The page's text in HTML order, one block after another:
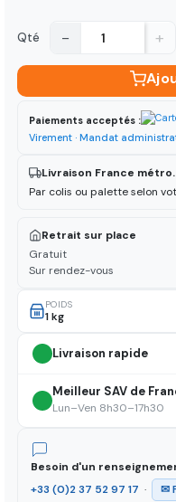
Qté − +
Paiements acceptés :
Virement · Mandat
Livraison France métro.
Par colis ou palette selon
Retrait sur place
Gratuit
Sur rendez-vous
POIDS
1 kg
Livraison rapide
Meilleur SAV de
Lun–Ven 8h30–17h30
Besoin d'un
+33 (0)2 37 52 97 17 · ✉